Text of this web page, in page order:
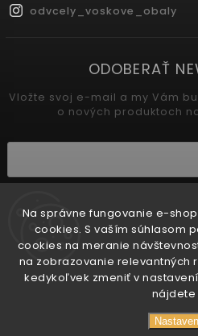
Na správne fungovanie e-
cookies. S vaším súhlasom
cookies na meranie
na zobrazovanie relevantných
kedykoľvek zmeniť v
nájdete
🌞 Pri produktoch citlivých na
zvoliť doručenie KURIÉROM
MIESTO. Samoobslužné boxy
odvcely_voskove_obaly
ODOBERAŤ
Vložte svoj e-mail a my Vám
o nových produktoch
podmienkami ochrany
Prihlásiť
Od včely.